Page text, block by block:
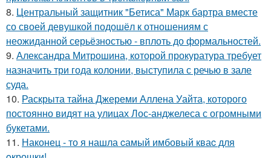
8. Центральный защитник "Бетиса" Марк бартра вместе
со своей девушкой подошёл к отношениям с
неожиданной серьёзностью - вплоть до формальностей.
9. Александра Митрошина, которой прокуратура требует
назначить три года колонии, выступила с речью в зале
суда.
10. Раскрыта тайна Джереми Аллена Уайта, которого
постоянно видят на улицах Лос-анджелеса с огромными
букетами.
11. Наконец - то я нашла cамый имбовый кваc для